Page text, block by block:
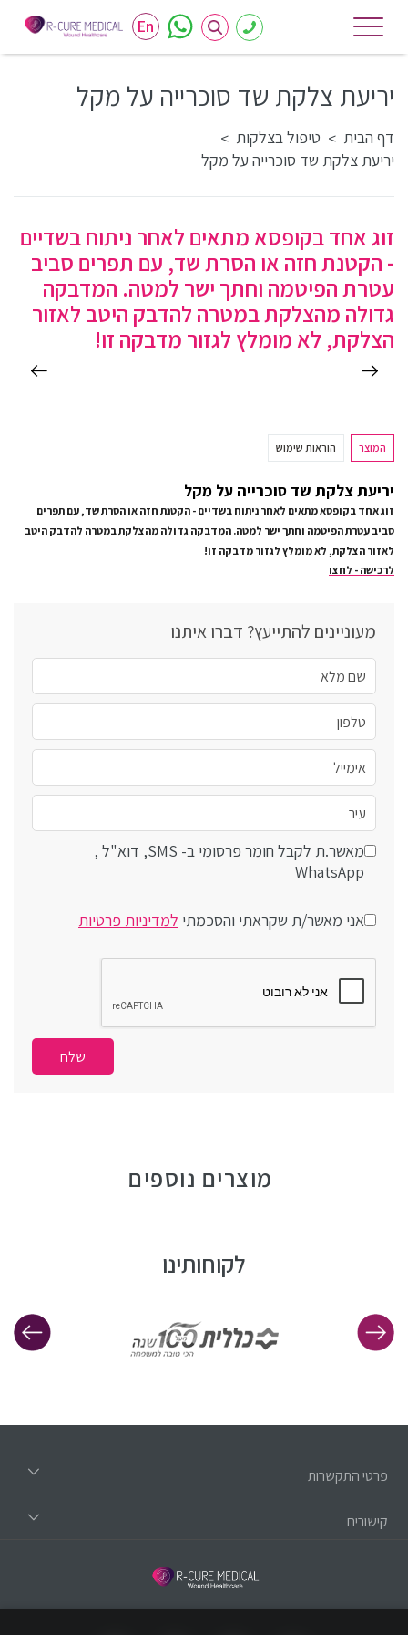
En
יריעת צלקת שד סוכרייה על מקל
דף הבית > טיפול בצלקות >
יריעת צלקת שד סוכרייה על מקל
זוג אחד בקופסא מתאים לאחר ניתוח בשדיים
- הקטנת חזה או הסרת שד, עם תפרים סביב
עטרת הפיטמה וחתך ישר למטה. המדבקה
גדולה מהצלקת במטרה להדבק היטב לאזור
הצלקת, לא מומלץ לגזור מדבקה זו!
המוצר הוראות שימוש
יריעת צלקת שד סוכרייה על מקל
זוג אחד בקופסא מתאים לאחר ניתוח בשדיים - הקטנת חזה או הסרת שד, עם תפרים
סביב עטרת הפיטמה וחתך ישר למטה. המדבקה גדולה מהצלקת במטרה להדבק היטב
לאזור הצלקת, לא מומלץ לגזור מדבקה זו!
לרכישה - לחצו
מעוניינים להתייעץ? דברו איתנו
מאשר.ת לקבל חומר פרסומי ב- SMS, דוא"ל ,
WhatsApp
אני מאשר/ת שקראתי והסכמתי למדיניות פרטיות
מוצרים נוספים
לקוחותינו
פרטי התקשרות
קישורים